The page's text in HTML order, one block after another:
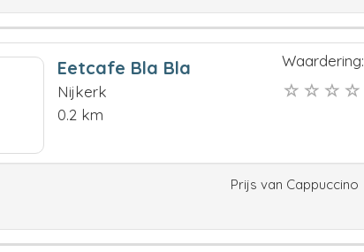
Eetcafe Bla Bla
Nijkerk
0.2 km
Waardering:
Prijs van Cappuccino